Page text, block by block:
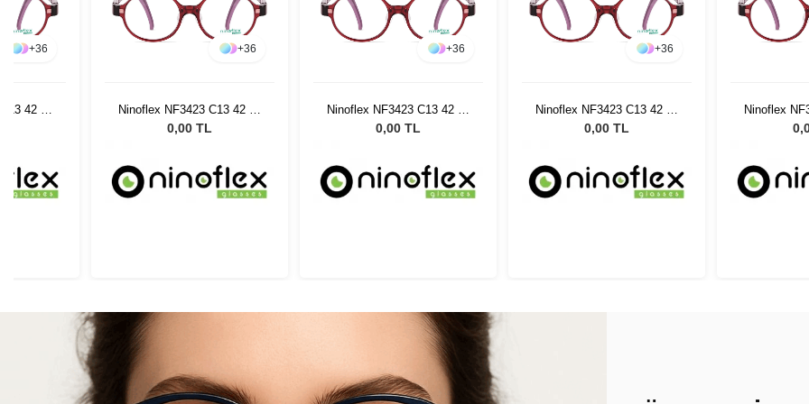
+36
42 15
+36
Ninoflex NF3423 C13 42 15
128
0,00 TL
+36
Ninoflex NF3423 C13 42 15
128
0,00 TL
+36
Ninoflex NF3423 C13 42 15
128
0,00 TL
Ninoflex